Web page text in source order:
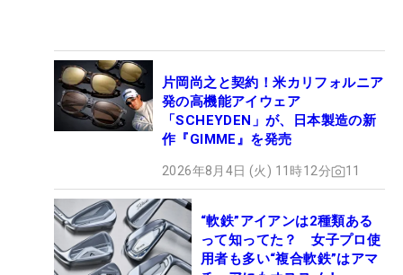
片岡尚之と契約！米カリフォルニア
発の高機能アイウェア
「SCHEYDEN」が、日本製造の新
作『GIMME』を発売
2026年8月4日 (火) 11時12分 11
“軟鉄”アイアンは2種類ある
って知ってた？ 女子プロ使
用者も多い“複合軟鉄”はアマ